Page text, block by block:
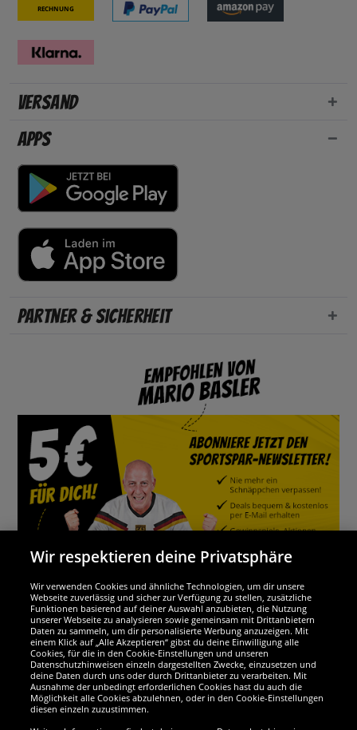
Rechnung
Versand
Apps
Partner & Sicherheit
Wir sind ausgezeichnet
Wir respektieren deine Privatsphäre
Wir verwenden Cookies und ähnliche Technologien, um dir unsere
Webseite zuverlässig und sicher zur Verfügung zu stellen, zusätzliche
Funktionen basierend auf deiner Auswahl anzubieten, die Nutzung
unserer Webseite zu analysieren sowie gemeinsam mit Drittanbietern
Daten zu sammeln, um dir personalisierte Werbung anzuzeigen. Mit
einem Klick auf „Alle Akzeptieren“ gibst du deine Einwilligung alle
Cookies, für die in den Cookie-Einstellungen und unseren
Datenschutzhinweisen einzeln dargestellten Zwecke, einzusetzen und
deine Daten durch uns oder durch Drittanbieter zu verarbeiten. Mit
Ausnahme der unbedingt erforderlichen Cookies hast du auch die
Möglichkeit alle Cookies abzulehnen, oder in den Cookie-Einstellungen
diesen einzeln zuzustimmen.